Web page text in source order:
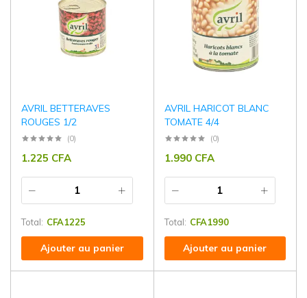
AVRIL BETTERAVES
ROUGES 1/2
(0)
1.225 CFA
Total: CFA1225
Ajouter au panier
AVRIL HARICOT BLANC
TOMATE 4/4
(0)
1.990 CFA
Total: CFA1990
Ajouter au panier